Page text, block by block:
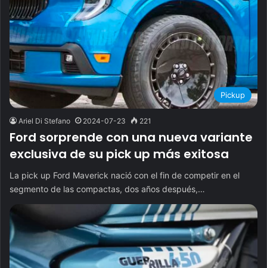
Pickup
Ariel Di Stefano 2024-07-23 221
Ford sorprende con una nueva variante
exclusiva de su pick up más exitosa
La pick up Ford Maverick nació con el fin de competir en el
segmento de las compactas, dos años después,…